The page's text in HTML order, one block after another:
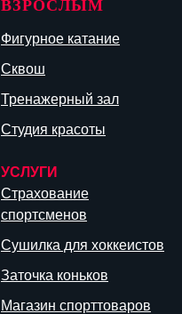
ВЗРОСЛЫМ
Фигурное катание
Сквош
Тренажерный зал
Студия красоты
УСЛУГИ
Страхование
спортсменов
Сушилка для хоккеистов
Заточка коньков
Магазин спорттоваров